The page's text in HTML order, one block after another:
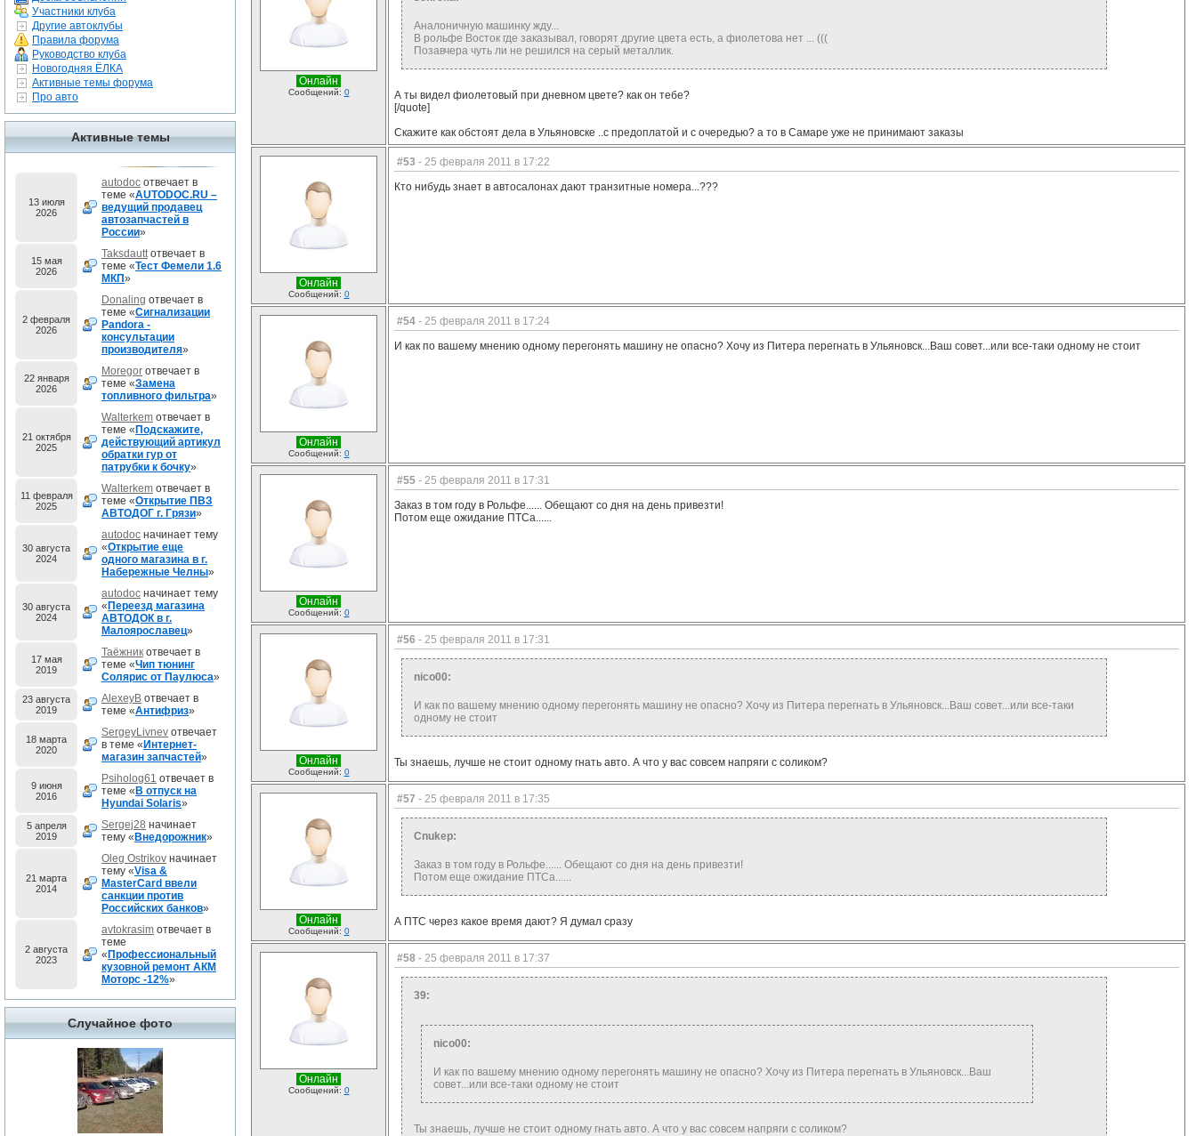
Участники клуба
Другие автоклубы
Правила форума
Руководство клуба
Новогодняя ЁЛКА
Активные темы форума
Про авто
Активные темы
13 июля
2026
autodoc отвечает в
теме «AUTODOC.RU –
ведущий продавец
автозапчастей в
России»
15 мая
2026
Taksdauttотвечает в
теме «Тест Фемели 1.6
МКП»
2 февраля
2026
Donaling отвечает в
теме «Сигнализации
Pandora -
консультации
производителя»
22 января
2026
Moregor отвечает в
теме «Замена
топливного фильтра»
21 октября
2025
Walterkem отвечает в
теме « Подскажите,
действующий артикул
обратки гур от
патрубки к бочку»
11 февраля
2025
Walterkem отвечает в
теме «Открытие ПВЗ
АВТОДОГ г. Грязи»
30 августа
2024
autodoc начинает тему
«Открытие еще
одного магазина в г.
Набережные Челны»
30 августа
2024
autodoc начинает тему
« Переезд магазина
АВТОДОК в г.
Малоярославец»
17 мая
2019
Таёжник отвечает в
теме «Чип тюнинг
Солярис от Паулюса»
23 августа
2019
AlexeyB отвечает в
теме «Антифриз»
18 марта
2020
SergeyLivnev отвечает
в теме « Интернет-
магазин запчастей»
9 июня
2016
Psiholog61 отвечает в
теме « В отпуск на
Hyundai Solaris»
5 апреля
2019
Sergej28 начинает
тему « Внедорожник»
21 марта
2014
Oleg Ostrikov начинает
тему «Visa &
MasterCard ввели
санкции против
Российских банков»
2 августа
2023
avtokrasim отвечает в
теме
« Профессиональный
кузовной ремонт АКМ
Моторс -12%»
Случайное фото
Онлайн
Сообщений: 0
Аналоничную машинку жду...
В рольфе Восток где заказывал, говорят другие цвета есть, а фиолетова нет ... (((
Позавчера чуть ли не решился на серый металлик.
А ты видел фиолетовый при дневном цвете? как он тебе?
[/quote]
Скажите как обстоят дела в Ульяновске ..с предоплатой и с очередью? а то в Самаре уже не принимают заказы
Онлайн
Сообщений: 0
#53 - 25 февраля 2011 в 17:22
Кто нибудь знает в автосалонах дают транзитные номера...???
Онлайн
Сообщений: 0
#54 - 25 февраля 2011 в 17:24
И как по вашему мнению одному перегонять машину не опасно? Хочу из Питера перегнать в Ульяновск...Ваш совет...или все-таки одному не стоит
Онлайн
Сообщений: 0
#55 - 25 февраля 2011 в 17:31
Заказ в том году в Рольфе...... Обещают со дня на день привезти!
Потом еще ожидание ПТСа......
Онлайн
Сообщений: 0
#56 - 25 февраля 2011 в 17:31
nico00:
И как по вашему мнению одному перегонять машину не опасно? Хочу из Питера перегнать в Ульяновск...Ваш совет...или все-таки
одному не стоит
Ты знаешь, лучше не стоит одному гнать авто. А что у вас совсем напряги с соликом?
Онлайн
Сообщений: 0
#57 - 25 февраля 2011 в 17:35
Cnukep:
Заказ в том году в Рольфе...... Обещают со дня на день привезти!
Потом еще ожидание ПТСа......
А ПТС через какое время дают? Я думал сразу
Онлайн
Сообщений: 0
#58 - 25 февраля 2011 в 17:37
39:
nico00:
И как по вашему мнению одному перегонять машину не опасно? Хочу из Питера перегнать в Ульяновск...Ваш
совет...или все-таки одному не стоит
Ты знаешь, лучше не стоит одному гнать авто. А что у вас совсем напряги с соликом?